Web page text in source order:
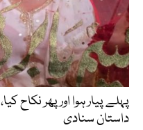
داستان سنادی